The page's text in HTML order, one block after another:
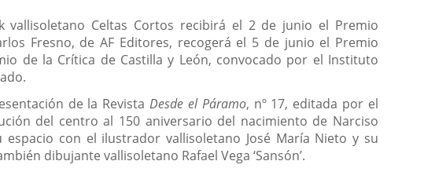
Celtas Cortos recibirá el 2 de junio el Premio
Fresno, de AF Editores, recogerá el 5 de junio el Premio
de la Crítica de Castilla y León, convocado por el Instituto
de la RevistaDesde el Páramo, nº 17, editada por el
del centro al 150 aniversario del nacimiento de Narciso
con el ilustrador vallisoletano José María Nieto y su
dibujante vallisoletano Rafael Vega ‘Sansón’.